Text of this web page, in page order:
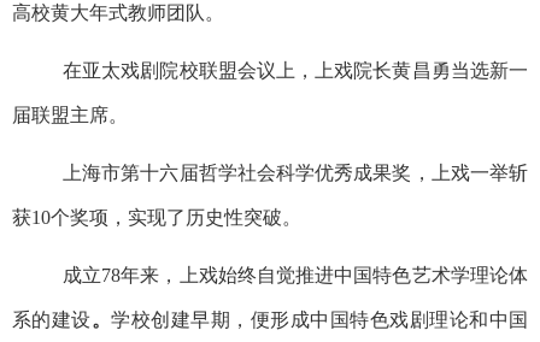
高校黄大年式教师团队。
在亚太戏剧院校联盟会议上，上戏院长黄昌勇当选新一
届联盟主席。
上海市第十六届哲学社会科学优秀成果奖，上戏一举斩
获10个奖项，实现了历史性突破。
成立78年来，上戏始终自觉推进中国特色艺术学理论体
系的建设。学校创建早期，便形成中国特色戏剧理论和中国